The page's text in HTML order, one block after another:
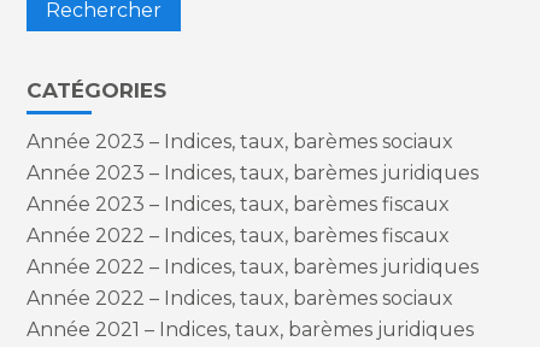
CATÉGORIES
Année 2023 – Indices, taux, barèmes sociaux
Année 2023 – Indices, taux, barèmes juridiques
Année 2023 – Indices, taux, barèmes fiscaux
Année 2022 – Indices, taux, barèmes fiscaux
Année 2022 – Indices, taux, barèmes juridiques
Année 2022 – Indices, taux, barèmes sociaux
Année 2021 – Indices, taux, barèmes juridiques